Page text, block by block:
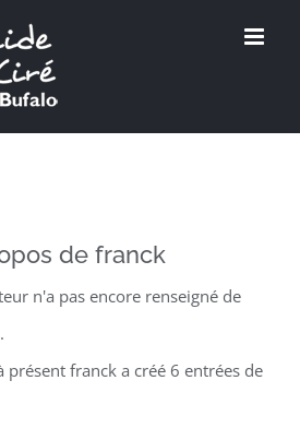
de franck
n'a pas encore renseigné de
présent franck a créé 6 entrées de